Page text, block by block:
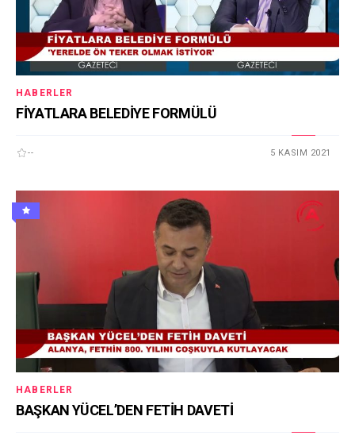
HABERLER
FİYATLARA BELEDİYE FORMÜLÜ
-- 5 KASIM 2021
HABERLER
BAŞKAN YÜCEL’DEN FETİH DAVETİ